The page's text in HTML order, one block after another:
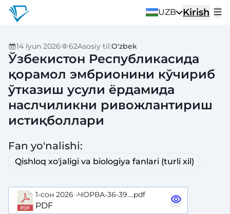
UZB Kirish
14 Iyun 2026 62Asosiy til:O'zbek
Ўзбекистон Республикасида
қорамол эмбрионини кўчириб
ўтказиш усули ёрдамида
наслчиликни ривожлантириш
истиқболлари
Fan yo'nalishi:
Qishloq xo'jaligi va biologiya fanlari (turli xil)
1-сон 2026 -ЧОРВА-36-39....pdf
PDF